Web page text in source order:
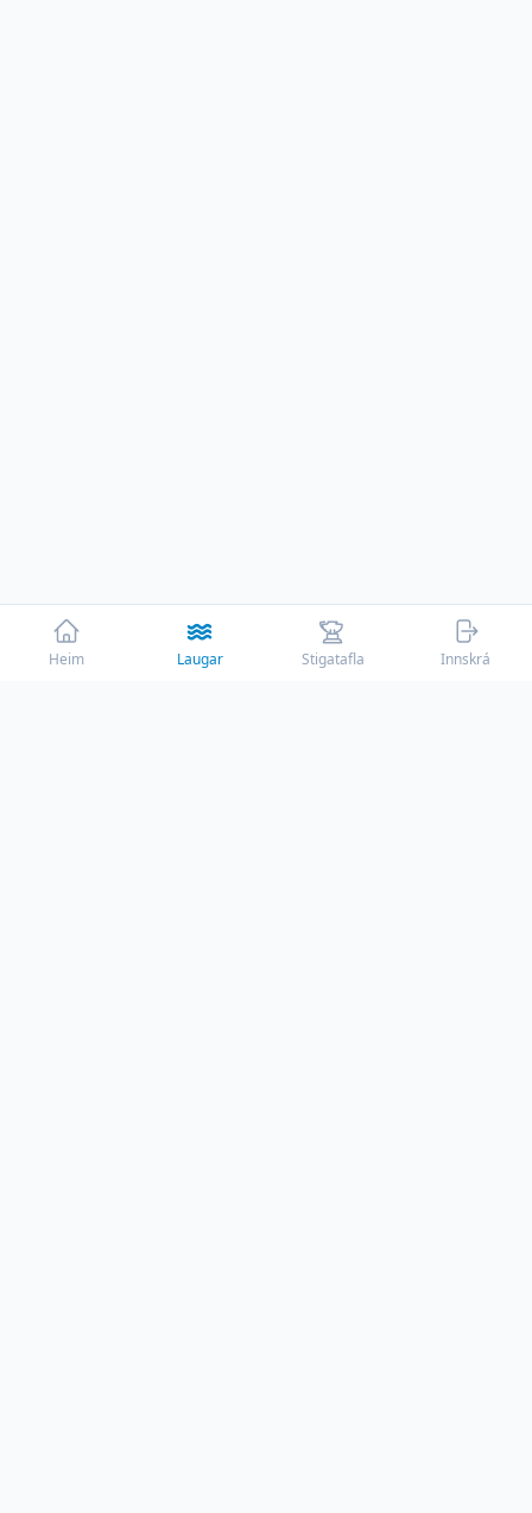
Heim Laugar Stigatafla Innskrá